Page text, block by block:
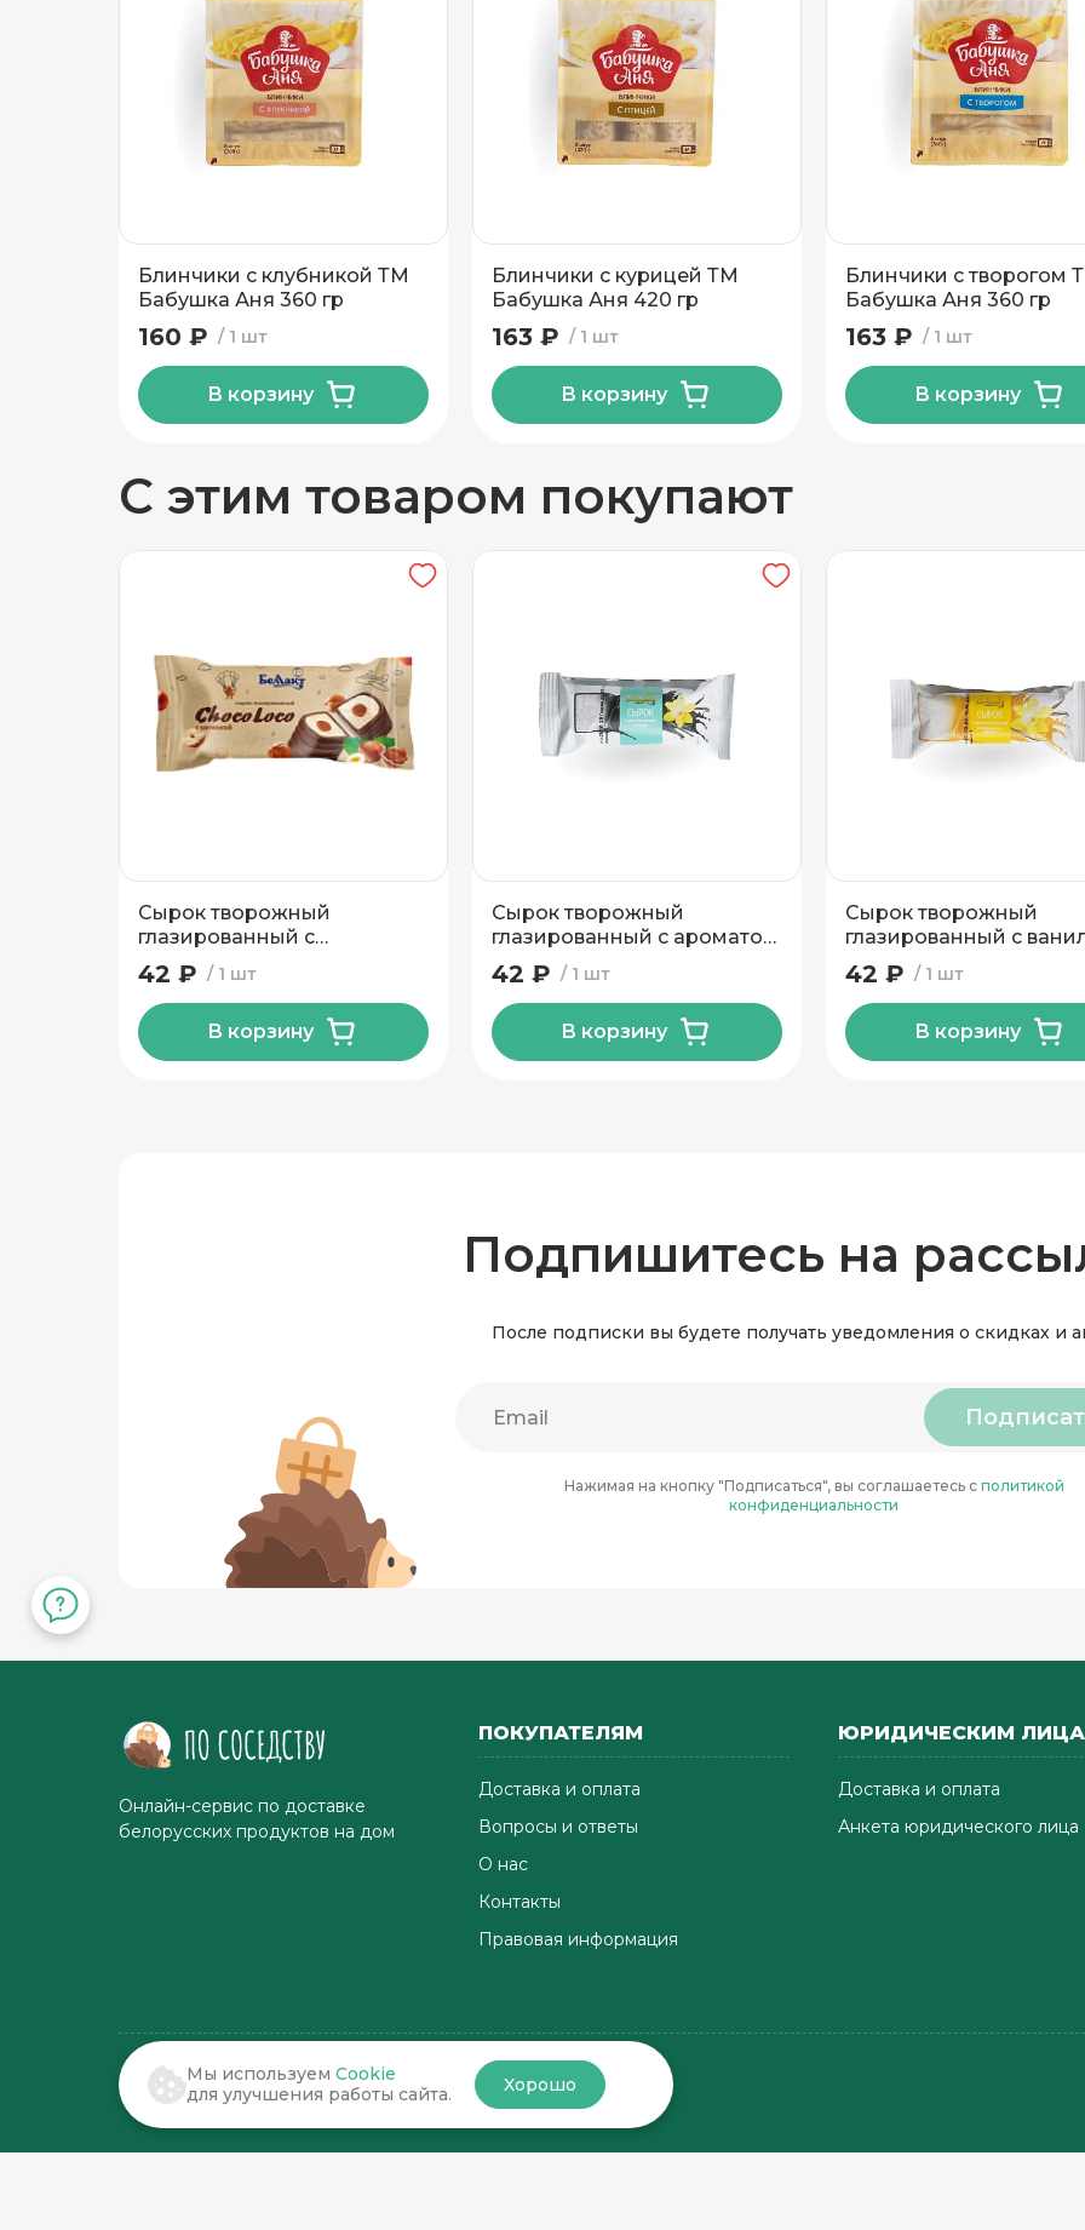
Температура хранения -18
Углеводы, в граммах (на 100г) 25
Блинчики с клубникой ТМ
Бабушка Аня 360 гр
1 шт
160 ₽
В корзину
Блинчики с курицей ТМ
Бабушка Аня 420 гр
1 шт
163 ₽
В корзину
Блинчики с творогом
Бабушка Аня 360 гр
1 шт
163 ₽
В корзину
С этим товаром покупают
Сырок творожный
глазированный с
десертной пастой с какао и
фундуком 18% 40гр Тм
Беллакт
1 шт
42 ₽
В корзину
Сырок творожный
глазированный с ароматом
ванили 18% 40гр Тм
Беллакт 1 шт
42 ₽
В корзину
Сырок творожный
глазированный с
со вкусом карамели
40гр Тм Беллакт
1 шт
42 ₽
В корзину
Подпишитесь на
После подписки вы будете получать уведомления о скидках и
Нажимая на кнопку "Подписаться", вы соглашаетесь с политикой
конфиденциальности
Онлайн-сервис по доставке
белорусских продуктов на дом
ПОКУПАТЕЛЯМ
Доставка и оплата
Вопросы и ответы
О нас
Контакты
Правовая информация
ЮРИДИЧЕСКИМ
Доставка и оплата
Анкета юридического лица
© 2022-2026 . По соседству
Мы используем Cookie
для улучшения работы сайта.
Хорошо
Доставка Самовывоз
Частный дом
Подъезд
Добавить новый адрес